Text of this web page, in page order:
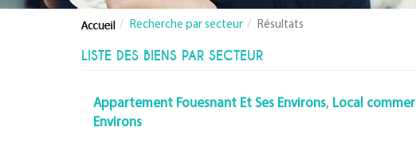
Recherche par secteur Résultats
LISTE DES BIENS PAR SECTEUR
Appartement Fouesnant Et Ses Environs, Local
Environs